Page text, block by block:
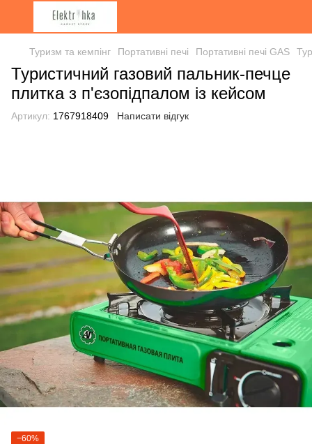
Туризм та кемпінг Портативні печі Портативні печі GAS
Туристичний газовий пальник-печце
плитка з п'єзопідпалом із кейсом
Артикул: 1767918409 Написати відгук
−60%